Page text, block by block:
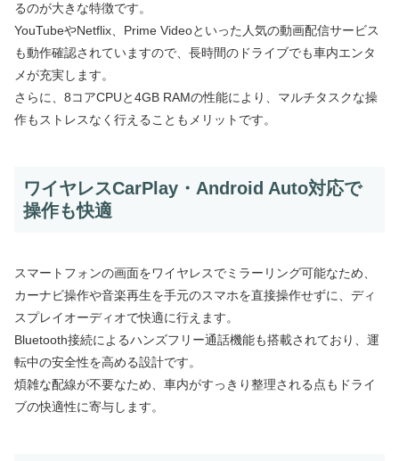
るのが大きな特徴です。
YouTubeやNetflix、Prime Videoといった人気の動画配信サービス
も動作確認されていますので、長時間のドライブでも車内エンタ
メが充実します。
さらに、8コアCPUと4GB RAMの性能により、マルチタスクな操
作もストレスなく行えることもメリットです。
ワイヤレスCarPlay・Android Auto対応で
操作も快適
スマートフォンの画面をワイヤレスでミラーリング可能なため、
カーナビ操作や音楽再生を手元のスマホを直接操作せずに、ディ
スプレイオーディオで快適に行えます。
Bluetooth接続によるハンズフリー通話機能も搭載されており、運
転中の安全性を高める設計です。
煩雑な配線が不要なため、車内がすっきり整理される点もドライ
ブの快適性に寄与します。